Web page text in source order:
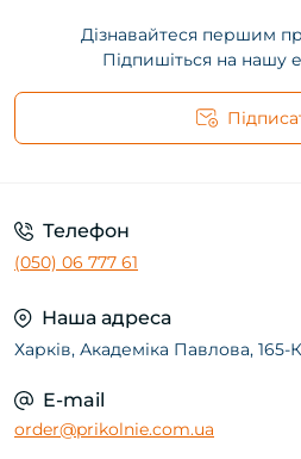
Дізнавайтеся першим
Підпишіться на нашу
Телефон
(050) 06 777 61
Наша адреса
Харків, Академіка Павлова, 165-К
E-mail
order@prikolnie.com.ua